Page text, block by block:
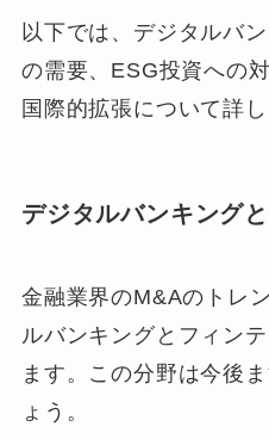
以下では、デジタルバ
の需要、ESG投資への
国際的拡張について詳
デジタルバンキング
金融業界のM&Aのトレ
ルバンキングとフィン
ます。この分野は今後
ょう。